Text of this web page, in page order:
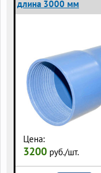
длина 3000 мм
Цена:
3200 руб./шт.